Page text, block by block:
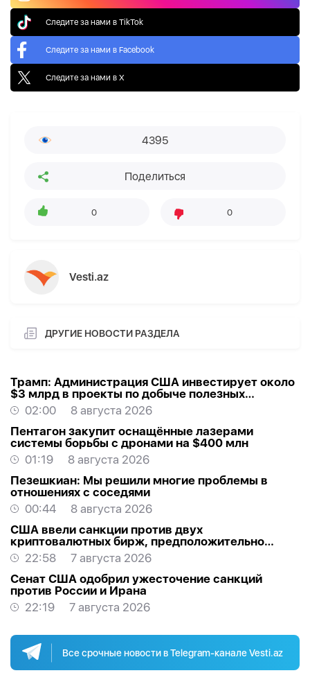
Следите за нами в TikTok
Следите за нами в Facebook
Следите за нами в X
4395
Поделиться
0 0
Vesti.az
ДРУГИЕ НОВОСТИ РАЗДЕЛА
Трамп: Администрация США инвестирует около
$3 млрд в проекты по добыче полезных
ископаемых
02:00
8 августа 2026
Пентагон закупит оснащённые лазерами
системы борьбы с дронами на $400 млн
01:19
8 августа 2026
Пезешкиан: Мы решили многие проблемы в
отношениях с соседями
00:44
8 августа 2026
США ввели санкции против двух
криптовалютных бирж, предположительно
оказывавших финансовую помощь Ирану
22:58
7 августа 2026
Сенат США одобрил ужесточение санкций
против России и Ирана
22:19
7 августа 2026
Все срочные новости в Telegram-канале Vesti.az